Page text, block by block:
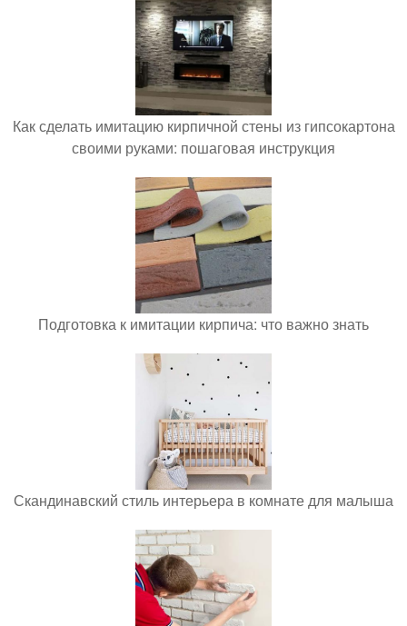
Как сделать имитацию кирпичной стены из гипсокартона
своими руками: пошаговая инструкция
Подготовка к имитации кирпича: что важно знать
Скандинавский стиль интерьера в комнате для малыша